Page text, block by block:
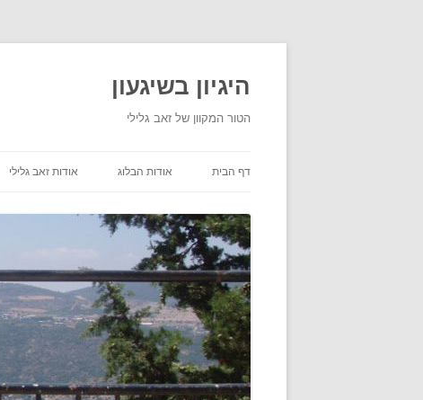
היגיון בשיגעון
הטור המקוון של זאב גלילי
דף הבית אודות הבלוג אודות זאב גלילי